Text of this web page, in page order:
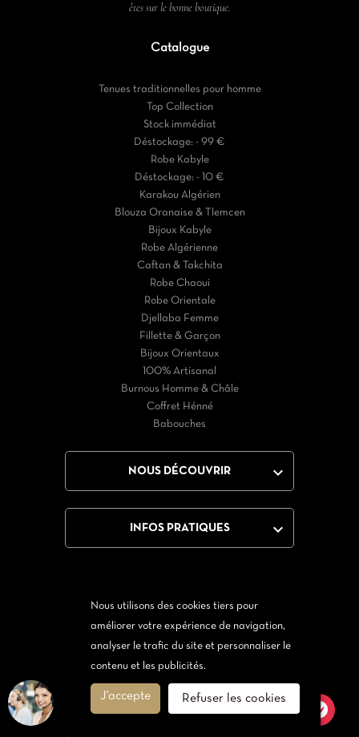
Nous utilisons des cookies tiers pour
améliorer votre expérience de navigation,
analyser le trafic du site et personnaliser le
contenu et les publicités.
J'accepte Refuser les cookies
êtes sur le bonne boutique.
Catalogue
Tenues traditionnelles pour homme
Top Collection
Stock immédiat
Déstockage: - 99 €
Robe Kabyle
Déstockage: - 10 €
Karakou Algérien
Blouza Oranaise & Tlemcen
Bijoux Kabyle
Robe Algérienne
Caftan & Takchita
Robe Chaoui
Robe Orientale
Djellaba Femme
Fillette & Garçon
Bijoux Orientaux
100% Artisanal
Burnous Homme & Châle
Coffret Hénné
Babouches
NOUS DÉCOUVRIR 
INFOS PRATIQUES 
Instagram